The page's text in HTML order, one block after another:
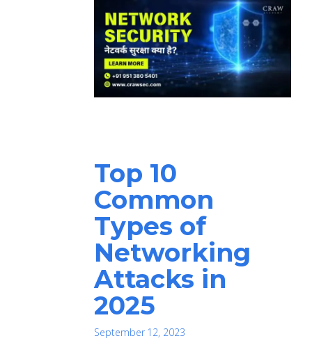
Top 10
Common
Types of
Networking
Attacks in
2025
September 12, 2023